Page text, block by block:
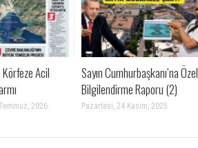
Acil
2026
Sayın Cumhurbaşkanı’na Özel
Bilgilendirme Raporu (2)
Pazartesi, 24 Kasım, 2025